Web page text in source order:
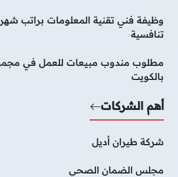
وظيفة فني تقنية المعلومات براتب
تنافسية
مطلوب مندوب مبيعات للعمل في
بالكويت
أهم الشركات
شركة طيران أديل
مجلس الضمان الصحي